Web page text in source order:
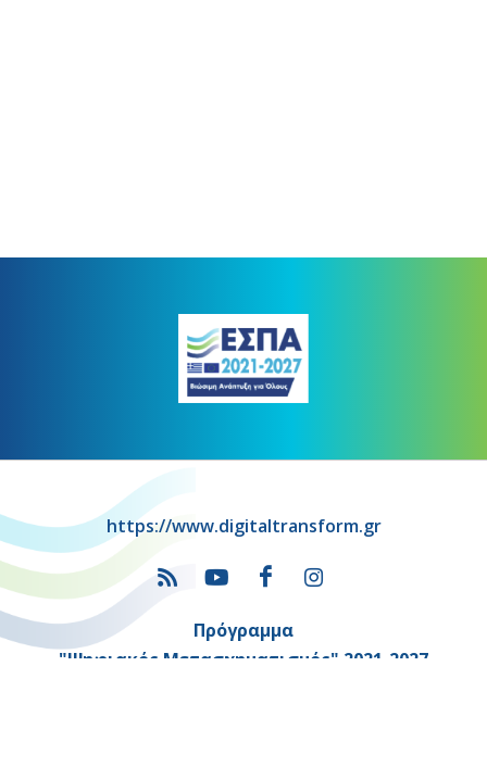
https://www.digitaltransform.gr
Πρόγραμμα
"Ψηφιακός Μετασχηματισμός" 2021-2027